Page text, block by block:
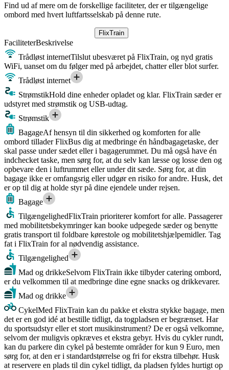
Find ud af mere om de forskellige faciliteter, der er tilgængelige
ombord med hvert luftfartsselskab på denne rute.
FlixTrain
FaciliteterBeskrivelse
Trådløst internetTilslut ubesværet på FlixTrain, og nyd gratis
WiFi, uanset om du følger med på arbejdet, chatter eller blot surfer.
Trådløst internet
StrømstikHold dine enheder opladet og klar. FlixTrain sæder er
udstyret med strømstik og USB-udtag.
Strømstik
BagageAf hensyn til din sikkerhed og komforten for alle
ombord tillader FlixBus dig at medbringe én håndbagagetaske, der
skal passe under sædet eller i bagagerummet. Du må også have én
indchecket taske, men sørg for, at du selv kan læsse og losse den og
opbevare den i luftrummet eller under dit sæde. Sørg for, at din
bagage ikke er omfangsrig eller udgør en risiko for andre. Husk, det
er op til dig at holde styr på dine ejendele under rejsen.
Bagage
TilgængelighedFlixTrain prioriterer komfort for alle. Passagerer
med mobilitetsbekymringer kan booke udpegede sæder og benytte
gratis transport til foldbare kørestole og mobilitetshjælpemidler. Tag
fat i FlixTrain for al nødvendig assistance.
Tilgængelighed
Mad og drikkeSelvom FlixTrain ikke tilbyder catering ombord,
er du velkommen til at medbringe dine egne snacks og drikkevarer.
Mad og drikke
CykelMed FlixTrain kan du pakke et ekstra stykke bagage, men
det er en god idé at bestille tidligt, da togpladsen er begrænset. Har
du sportsudstyr eller et stort musikinstrument? De er også velkomne,
selvom der muligvis opkræves et ekstra gebyr. Hvis du cykler rundt,
kan du parkere din cykel på bestemte områder for kun 9 Euro, men
sørg for, at den er i standardstørrelse og fri for ekstra tilbehør. Husk
at reservere en plads til din cykel tidligt, da pladsen fyldes hurtigt op